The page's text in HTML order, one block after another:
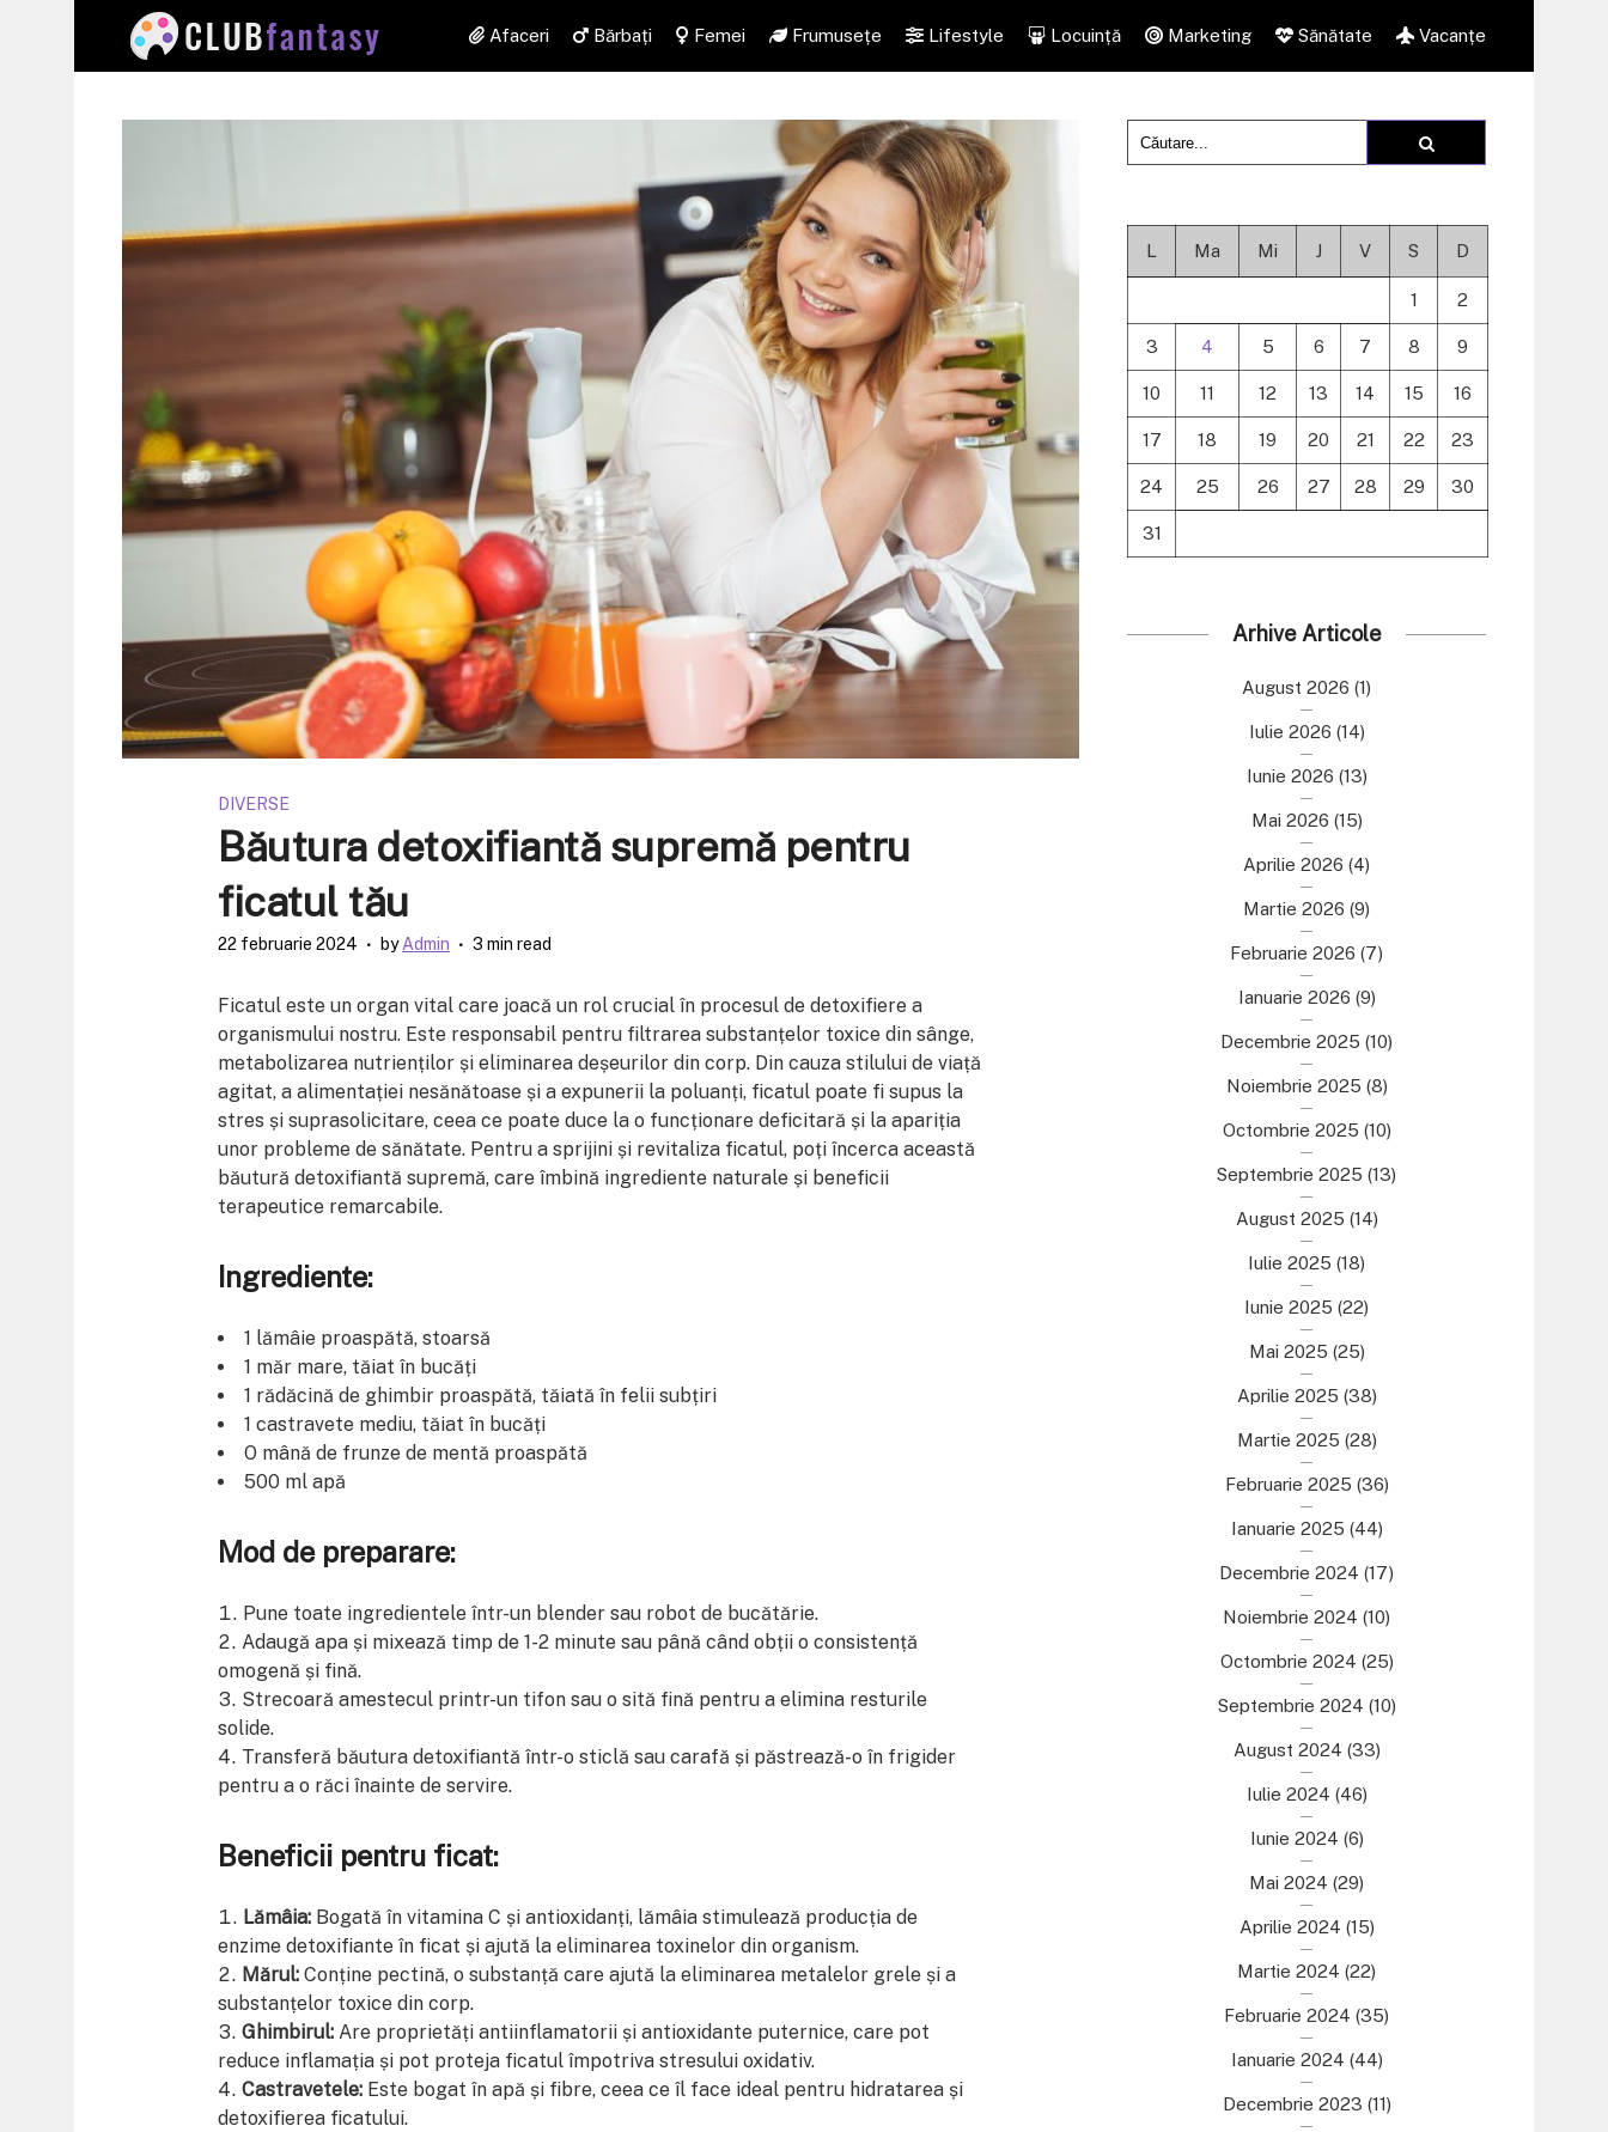
Afaceri Bărbați Femei Frumusețe Lifestyle Locuință Marketing Sănătate Vacanțe
DIVERSE
Băutura detoxifiantă supremă pentru
ficatul tău
22 februarie 2024 byAdmin 3 min read
Ficatul este un organ vital care joacă un rol crucial în procesul de detoxifiere a
organismului nostru. Este responsabil pentru filtrarea substanțelor toxice din sânge,
metabolizarea nutrienților și eliminarea deșeurilor din corp. Din cauza stilului de viață
agitat, a alimentației nesănătoase și a expunerii la poluanți, ficatul poate fi supus la
stres și suprasolicitare, ceea ce poate duce la o funcționare deficitară și la apariția
unor probleme de sănătate. Pentru a sprijini și revitaliza ficatul, poți încerca această
băutură detoxifiantă supremă, care îmbină ingrediente naturale și beneficii
terapeutice remarcabile.
Ingrediente:
1 lămâie proaspătă, stoarsă
1 măr mare, tăiat în bucăți
1 rădăcină de ghimbir proaspătă, tăiată în felii subțiri
1 castravete mediu, tăiat în bucăți
O mână de frunze de mentă proaspătă
500 ml apă
Mod de preparare:
Pune toate ingredientele într-un blender sau robot de bucătărie.
Adaugă apa și mixează timp de 1-2 minute sau până când obții o consistență
omogenă și fină.
Strecoară amestecul printr-un tifon sau o sită fină pentru a elimina resturile
solide.
Transferă băutura detoxifiantă într-o sticlă sau carafă și păstrează-o în frigider
pentru a o răci înainte de servire.
Beneficii pentru ficat:
Lămâia: Bogată în vitamina C și antioxidanți, lămâia stimulează producția de
enzime detoxifiante în ficat și ajută la eliminarea toxinelor din organism.
Mărul: Conține pectină, o substanță care ajută la eliminarea metalelor grele și a
substanțelor toxice din corp.
Ghimbirul: Are proprietăți antiinflamatorii și antioxidante puternice, care pot
reduce inflamația și pot proteja ficatul împotriva stresului oxidativ.
Castravetele: Este bogat în apă și fibre, ceea ce îl face ideal pentru hidratarea și
detoxifierea ficatului.
L Ma Mi J V S D
1 2
3 4 5 6 7 8 9
10 11 12 13 14 15 16
17 18 19 20 21 22 23
24 25 26 27 28 29 30
31
Arhive Articole
August 2026 (1)
Iulie 2026 (14)
Iunie 2026 (13)
Mai 2026 (15)
Aprilie 2026 (4)
Martie 2026 (9)
Februarie 2026 (7)
Ianuarie 2026 (9)
Decembrie 2025 (10)
Noiembrie 2025 (8)
Octombrie 2025 (10)
Septembrie 2025 (13)
August 2025 (14)
Iulie 2025 (18)
Iunie 2025 (22)
Mai 2025 (25)
Aprilie 2025 (38)
Martie 2025 (28)
Februarie 2025 (36)
Ianuarie 2025 (44)
Decembrie 2024 (17)
Noiembrie 2024 (10)
Octombrie 2024 (25)
Septembrie 2024 (10)
August 2024 (33)
Iulie 2024 (46)
Iunie 2024 (6)
Mai 2024 (29)
Aprilie 2024 (15)
Martie 2024 (22)
Februarie 2024 (35)
Ianuarie 2024 (44)
Decembrie 2023 (11)